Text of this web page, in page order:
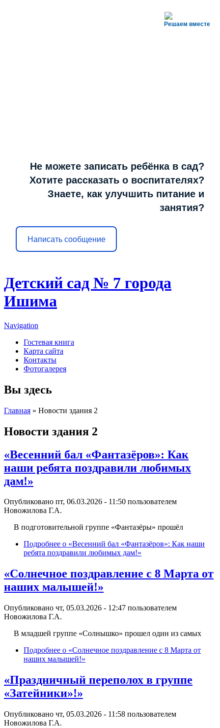
Решаем вместе
Не можете записать ребёнка в сад?
Хотите рассказать о воспитателях?
Знаете, как улучшить питание и
занятия?
Написать сообщение
Детский сад № 7 города
Ишима
Navigation
Гостевая книга
Карта сайта
Контакты
Фотогалерея
Вы здесь
Главная » Новости здания 2
Новости здания 2
«Весенний бал «Фантазёров»: Как
наши ребята поздравили любимых
дам!»
Опубликовано пт, 06.03.2026 - 11:50 пользователем
Новожилова Г.А.
В подготовительной группе «Фантазёры» прошёл
Подробнее о «Весенний бал «Фантазёров»: Как наши
ребята поздравили любимых дам!»
«Солнечное поздравление с 8 Марта от
наших малышей!»
Опубликовано чт, 05.03.2026 - 12:47 пользователем
Новожилова Г.А.
В младшей группе «Солнышко» прошел один из самых
Подробнее о «Солнечное поздравление с 8 Марта от
наших малышей!»
«Праздничный переполох в группе
«Затейники»!»
Опубликовано чт, 05.03.2026 - 11:58 пользователем
Новожилова Г.А.